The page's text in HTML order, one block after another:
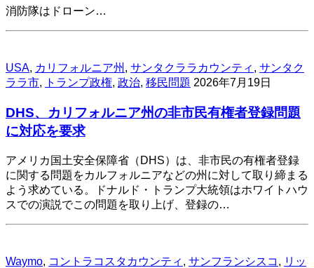
消防隊はドローン…
USA, カリフォルニア州 , サンタクララカウンティ , サンタク
ララ市, トランプ政権, 政治, 移民問題 2026年7月19日
DHS、カリフォルニア州の非市民有権者登録問題
に対応を要求
アメリカ国土安全保障省（DHS）は、非市民の有権者登録
に関する問題をカルフォルニアなどの州に対して取り締まる
よう求めている。ドナルド・トランプ大統領はホワイトハウ
スでの演説でこの問題を取り上げ、登録の…
Waymo, コントラコスタカウンティ , サンフランシスコ , リッ